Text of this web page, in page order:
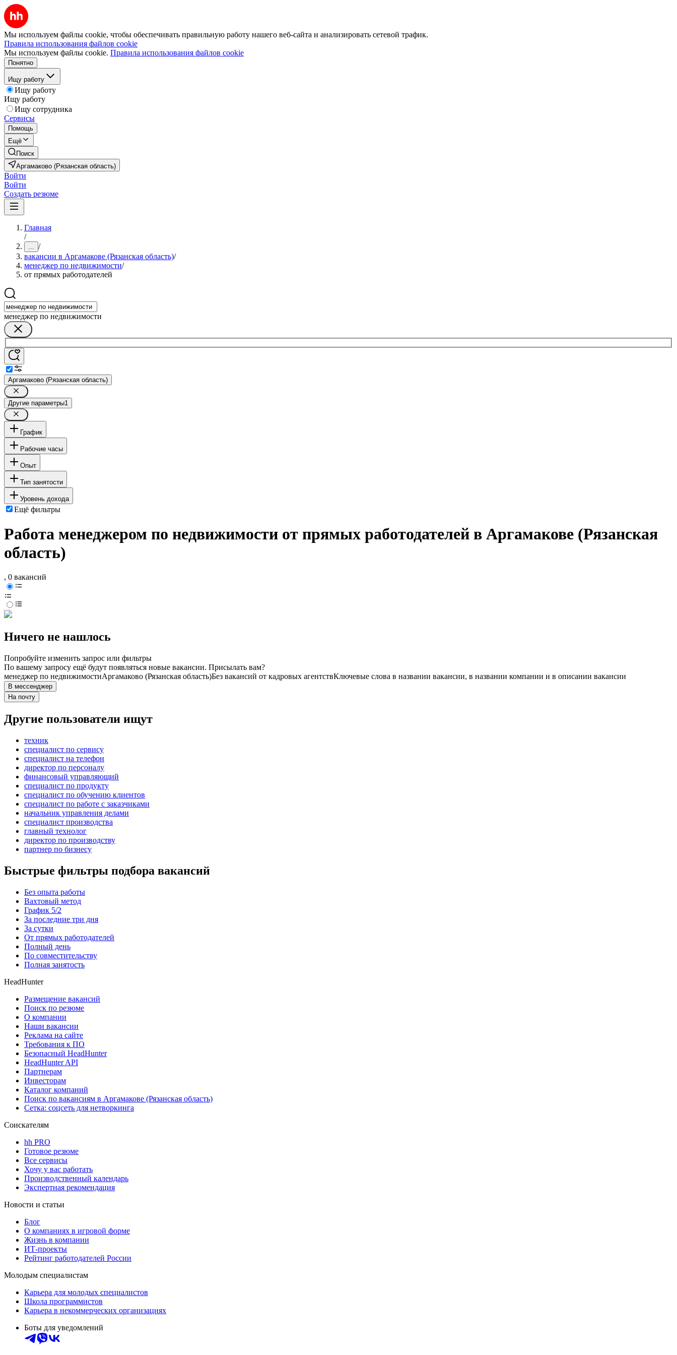
Мы используем файлы cookie, чтобы обеспечивать правильную работу нашего веб-сайта и анализировать сетевой трафик.
Правила использования файлов cookie
Мы используем файлы cookie. Правила использования файлов cookie
Понятно
Ищу работу
Ищу работу
Ищу работу
Ищу сотрудника
Сервисы
Помощь
Ещё
Поиск
Аргамаково (Рязанская область)
Войти
Войти
Создать резюме
Главная
/
... /
вакансии в Аргамакове (Рязанская область)/
менеджер по недвижимости/
от прямых работодателей
менеджер по недвижимости
Аргамаково (Рязанская область)
Другие параметры1
График
Рабочие часы
Опыт
Тип занятости
Уровень дохода
Ещё фильтры
Работа менеджером по недвижимости от прямых работодателей в Аргамакове (Рязанская
область)
, 0 вакансий
Ничего не нашлось
Попробуйте изменить запрос или фильтры
По вашему запросу ещё будут появляться новые вакансии. Присылать вам?
менеджер по недвижимостиАргамаково (Рязанская область)Без вакансий от кадровых агентствКлючевые слова в названии вакансии, в названии компании и в описании вакансии
В мессенджер
На почту
Другие пользователи ищут
техник
специалист по сервису
специалист на телефон
директор по персоналу
финансовый управляющий
специалист по продукту
специалист по обучению клиентов
специалист по работе с заказчиками
начальник управления делами
специалист производства
главный технолог
директор по производству
партнер по бизнесу
Быстрые фильтры подбора вакансий
Без опыта работы
Вахтовый метод
График 5/2
За последние три дня
За сутки
От прямых работодателей
Полный день
По совместительству
Полная занятость
HeadHunter
Размещение вакансий
Поиск по резюме
О компании
Наши вакансии
Реклама на сайте
Требования к ПО
Безопасный HeadHunter
HeadHunter API
Партнерам
Инвесторам
Каталог компаний
Поиск по вакансиям в Аргамакове (Рязанская область)
Сетка: соцсеть для нетворкинга
Соискателям
hh PRO
Готовое резюме
Все сервисы
Хочу у вас работать
Производственный календарь
Экспертная рекомендация
Новости и статьи
Блог
О компаниях в игровой форме
Жизнь в компании
ИТ-проекты
Рейтинг работодателей России
Молодым специалистам
Карьера для молодых специалистов
Школа программистов
Карьера в некоммерческих организациях
Боты для уведомлений